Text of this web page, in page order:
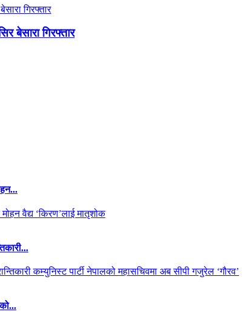
बेसारा गिरफ्तार